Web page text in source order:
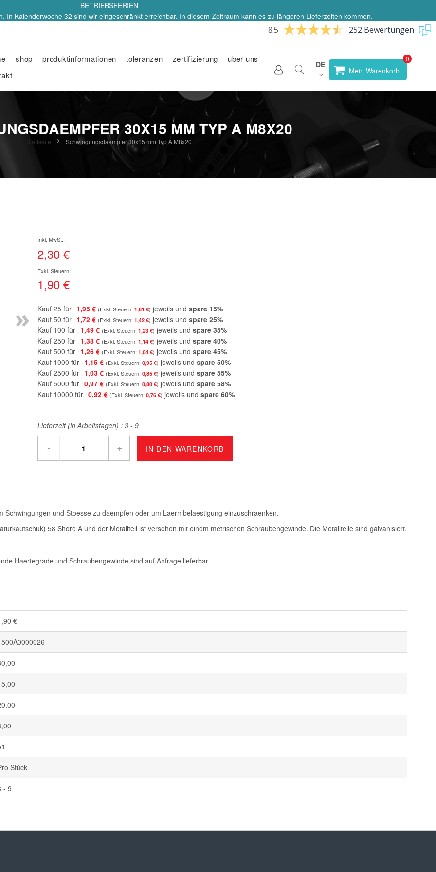
BETRIEBSFERIEN
In Kalenderwoche 32 sind wir eingeschränkt erreichbar. In diesem Zeitraum kann es zu längeren Lieferzeiten kommen.
8.5 252 Bewertungen
shop produktinformationen toleranzen zertifizierung
uber uns
Store
wählen
Sprache
DE
Mein Warenkorb
30X15 MM TYP A M8X20
Startseite Schwingungsdaempfer 30x15 mm Typ A M8x20
»
2,30 €
1,90 €
Kauf 25 für 1,95 € 1,61 € jeweils und spare 15%
Kauf 50 für 1,72 € 1,42 € jeweils und spare 25%
Kauf 100 für 1,49 € 1,23 € jeweils und spare 35%
Kauf 250 für 1,38 € 1,14 € jeweils und spare 40%
Kauf 500 für 1,26 € 1,04 € jeweils und spare 45%
Kauf 1000 für 1,15 € 0,95 € jeweils und spare 50%
Kauf 2500 für 1,03 € 0,85 € jeweils und spare 55%
Kauf 5000 für 0,97 € 0,80 € jeweils und spare 58%
Kauf 10000 für 0,92 € 0,76 € jeweils und spare 60%
Lieferzeit (in Arbeitstagen) : 3 - 9
- + IN DEN WARENKORB
und Stoesse zu daempfen oder um Laermbelaestigung einzuschraenken.
58 Shore A und der Metallteil ist versehen mit einem metrischen Schraubengewinde. Die Metallteile sind galvanisiert,
Haertegrade und Schraubengewinde sind auf Anfrage lieferbar.
€
Stück
- 9